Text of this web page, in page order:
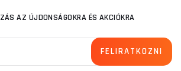
AZ ÚJDONSÁGOKRA ÉS AKCIÓKRA